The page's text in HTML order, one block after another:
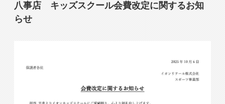
3FITとは
よくあるご質問
入会検討の方 会員の方
八事店 キッズスクール会費改定に関するお知
らせ